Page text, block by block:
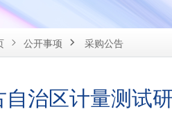
 公开事项  采购公告
自治区计量测试